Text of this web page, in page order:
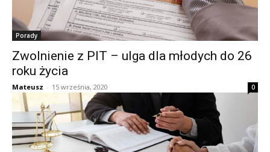
Porady
Zwolnienie z PIT – ulga dla młodych do 26
roku życia
Mateusz - 15 września, 2020 0